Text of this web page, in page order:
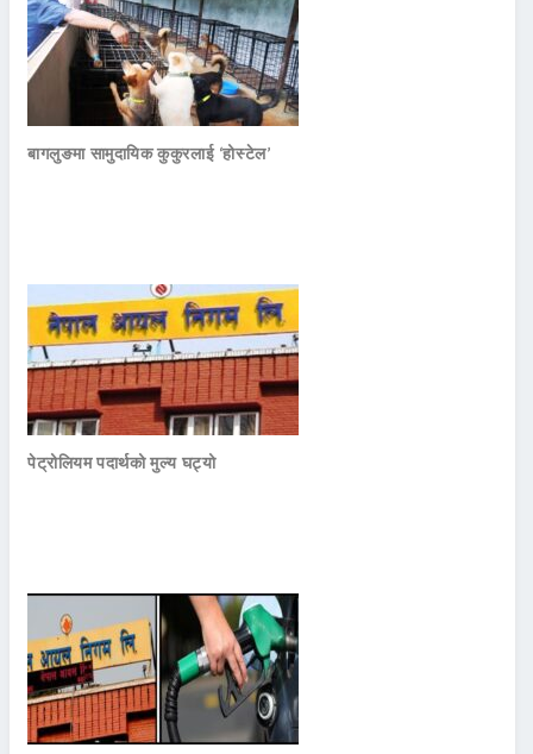
बागलुङमा सामुदायिक कुकुरलाई ‘होस्टेल’
पेट्रोलियम पदार्थको मुल्य घट्यो